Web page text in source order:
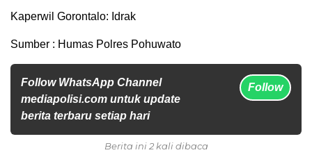
Kaperwil Gorontalo: Idrak
Sumber : Humas Polres Pohuwato
Follow WhatsApp Channel
mediapolisi.com untuk update
berita terbaru setiap hari
Follow
Berita ini 2 kali dibaca